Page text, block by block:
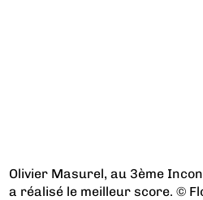
Olivier Masurel, au 3ème
a réalisé le meilleur score. ©